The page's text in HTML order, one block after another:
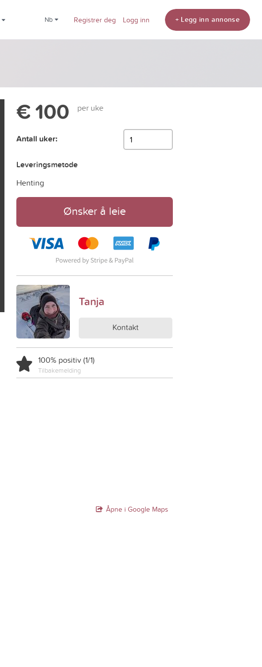
nb Registrer deg Logg inn + Legg inn annonse
€ 100 per uke
Antall uker:
Leveringsmetode
Henting
Ønsker å leie
Tanja
Kontakt
100% positiv (1/1)
Tilbakemelding
Åpne i Google Maps